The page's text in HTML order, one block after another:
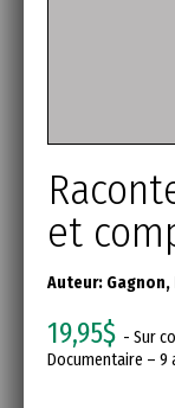
et
Auteur: Gagnon,
19,95$ - Sur
Documentaire – 9